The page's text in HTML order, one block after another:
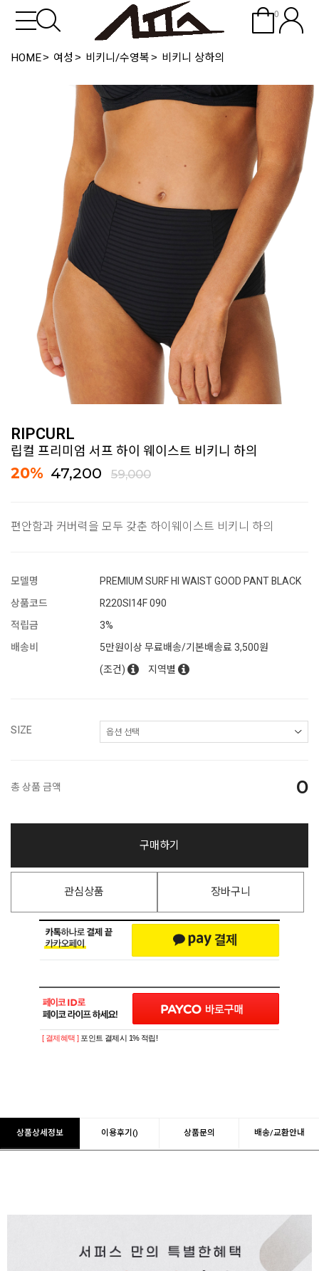
0
HOME 여성 비키니/수영복 비키니 상하의
RIPCURL
립컬 프리미엄 서프 하이 웨이스트 비키니 하의
20% 47,200 59,000
편안함과 커버력을 모두 갖춘 하이웨이스트 비키니 하의
모델명
PREMIUM SURF HI WAIST GOOD PANT BLACK
상품코드
R220SI14F 090
적립금
3%
배송비
5만원이상 무료배송/기본배송료 3,500원
(조건)
지역별
SIZE
총 상품 금액 0
구매하기
관심상품 장바구니
[ 결제혜택 ] 포인트 결제시 1% 적립!
상품상세정보 이용후기() 상품문의 배송/교환안내